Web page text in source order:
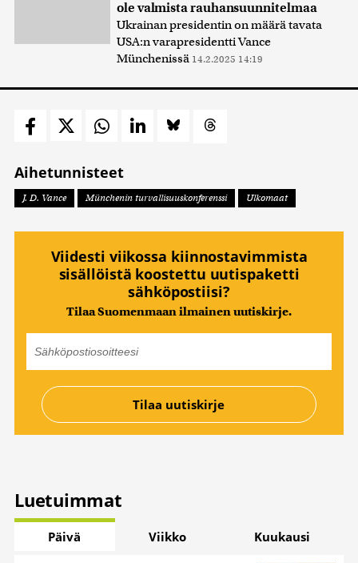
ole valmista rauhansuunnitelmaa
Ukrainan presidentin on määrä tavata
USA:n varapresidentti Vance
Münchenissä 14.2.2025 14:19
Aihetunnisteet
J. D. Vance Münchenin turvallisuuskonferenssi Ulkomaat
Viidesti viikossa kiinnostavimmista
sisällöistä koostettu uutispaketti
sähköpostiisi?
Tilaa Suomenmaan ilmainen uutiskirje.
Luetuimmat
Päivä Viikko Kuukausi